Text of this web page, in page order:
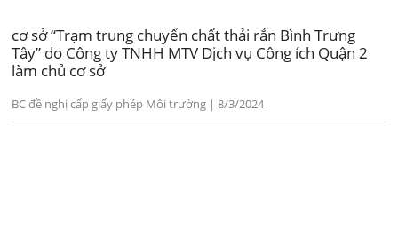
cơ sở “Trạm trung chuyển chất thải rắn Bình Trưng
Tây” do Công ty TNHH MTV Dịch vụ Công ích Quận 2
làm chủ cơ sở
BC đề nghị cấp giấy phép Môi trường | 8/3/2024